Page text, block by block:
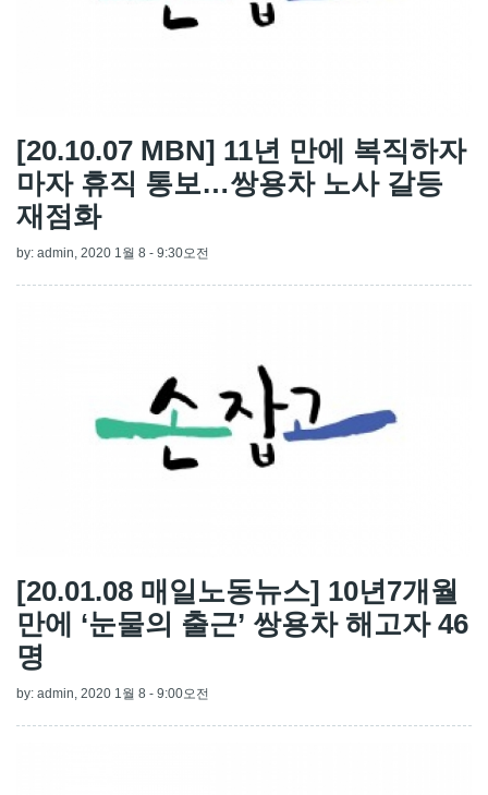
[20.10.07 MBN] 11년 만에 복직하자
마자 휴직 통보…쌍용차 노사 갈등
재점화
by: admin , 2020 1월 8 - 9:30오전
[20.01.08 매일노동뉴스] 10년7개월
만에 ‘눈물의 출근’ 쌍용차 해고자 46
명
by: admin, 2020 1월 8 - 9:00오전